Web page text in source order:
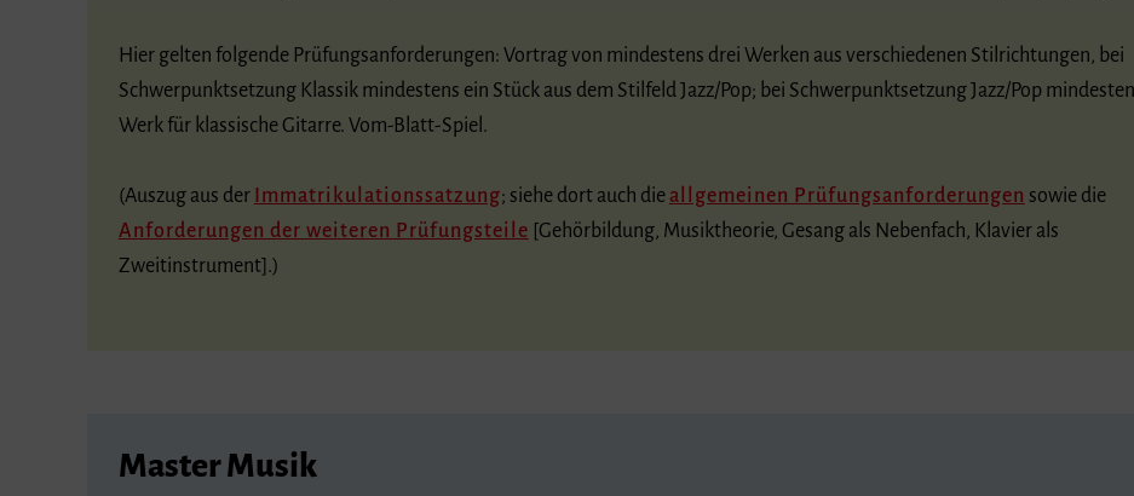
Hier gelten folgende Prüfungsanforderungen: Vortrag von mindestens drei Werken aus verschiedenen Stilrichtungen, bei
Schwerpunktsetzung Klassik mindestens ein Stück aus dem Stilfeld Jazz/Pop; bei Schwerpunktsetzung Jazz/Pop
Werk für klassische Gitarre. Vom-Blatt-Spiel.
(Auszug aus der Immatrikulationssatzung; siehe dort auch die allgemeinen Prüfungsanforderungen sowie die
Anforderungen der weiteren Prüfungsteile [Gehörbildung, Musiktheorie, Gesang als Nebenfach, Klavier als
Zweitinstrument].)
Master Musik